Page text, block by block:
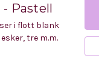
- Pastell
i flott blank
tre m.m.